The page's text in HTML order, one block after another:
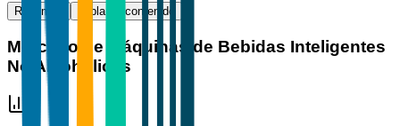
Resumen Tabla de contenido
Mercado de Máquinas de Bebidas Inteligentes
No Alcohólicas